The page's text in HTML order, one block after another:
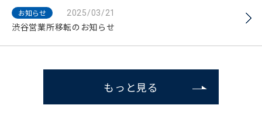
渋谷営業所移転のお知らせ
お知らせ 2025/03/21
もっと見る